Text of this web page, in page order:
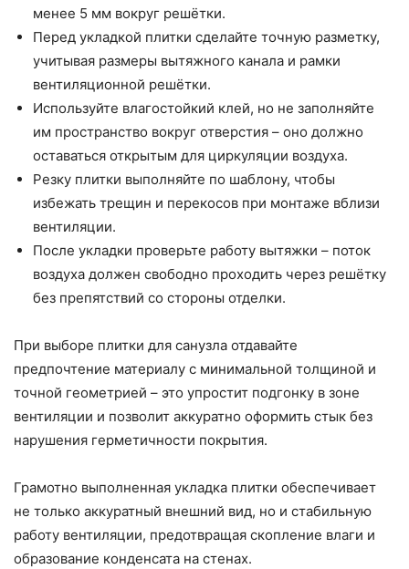
менее 5 мм вокруг решётки.
Перед укладкой плитки сделайте точную разметку,
учитывая размеры вытяжного канала и рамки
вентиляционной решётки.
Используйте влагостойкий клей, но не заполняйте
им пространство вокруг отверстия – оно должно
оставаться открытым для циркуляции воздуха.
Резку плитки выполняйте по шаблону, чтобы
избежать трещин и перекосов при монтаже вблизи
вентиляции.
После укладки проверьте работу вытяжки – поток
воздуха должен свободно проходить через решётку
без препятствий со стороны отделки.
При выборе плитки для санузла отдавайте
предпочтение материалу с минимальной толщиной и
точной геометрией – это упростит подгонку в зоне
вентиляции и позволит аккуратно оформить стык без
нарушения герметичности покрытия.
Грамотно выполненная укладка плитки обеспечивает
не только аккуратный внешний вид, но и стабильную
работу вентиляции, предотвращая скопление влаги и
образование конденсата на стенах.